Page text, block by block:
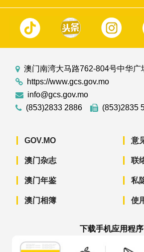
澳门南湾大马路762-804号中华广
https://www.gcs.gov.mo
info@gcs.gov.mo
(853)2833 2886
(853)2835
GOV.MO
澳门杂志
澳门年鉴
澳门相簿
意
联
私
使
下载手机应用程序